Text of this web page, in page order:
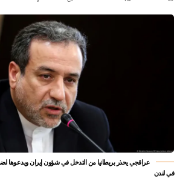
عراقجي يحذر بريطانيا من التدخل في شؤون إيران ويدعوها
في لندن